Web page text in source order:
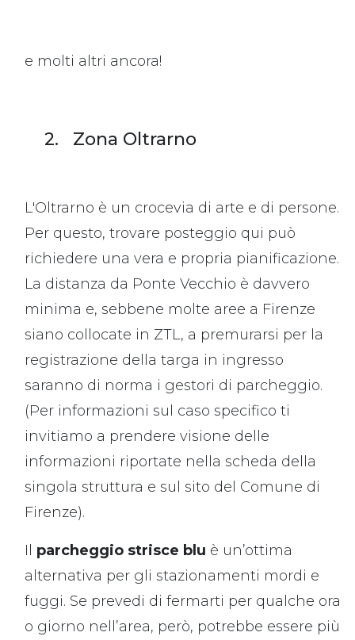
e molti altri ancora!
2. Zona Oltrarno
L'Oltrarno è un crocevia di arte e di persone.
Per questo, trovare posteggio qui può
richiedere una vera e propria pianificazione.
La distanza da Ponte Vecchio è davvero
minima e, sebbene molte aree a Firenze
siano collocate in ZTL, a premurarsi per la
registrazione della targa in ingresso
saranno di norma i gestori di parcheggio.
(Per informazioni sul caso specifico ti
invitiamo a prendere visione delle
informazioni riportate nella scheda della
singola struttura e sul sito del Comune di
Firenze).
Il parcheggio strisce blu è un’ottima
alternativa per gli stazionamenti mordi e
fuggi. Se prevedi di fermarti per qualche ora
o giorno nell’area, però, potrebbe essere più